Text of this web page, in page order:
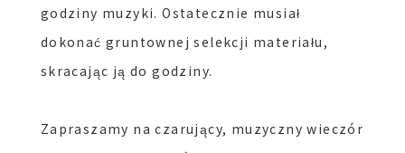
godziny muzyki. Ostatecznie musiał
dokonać gruntownej selekcji materiału,
skracając ją do godziny.
Zapraszamy na czarujący, muzyczny wieczór